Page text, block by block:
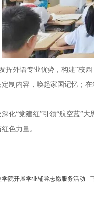
挥外语专业优势，构建“
制内容，唤起家国记忆；
化“党建红”引领“航空蓝”
色力量。
院开展学业辅导志愿服务活动